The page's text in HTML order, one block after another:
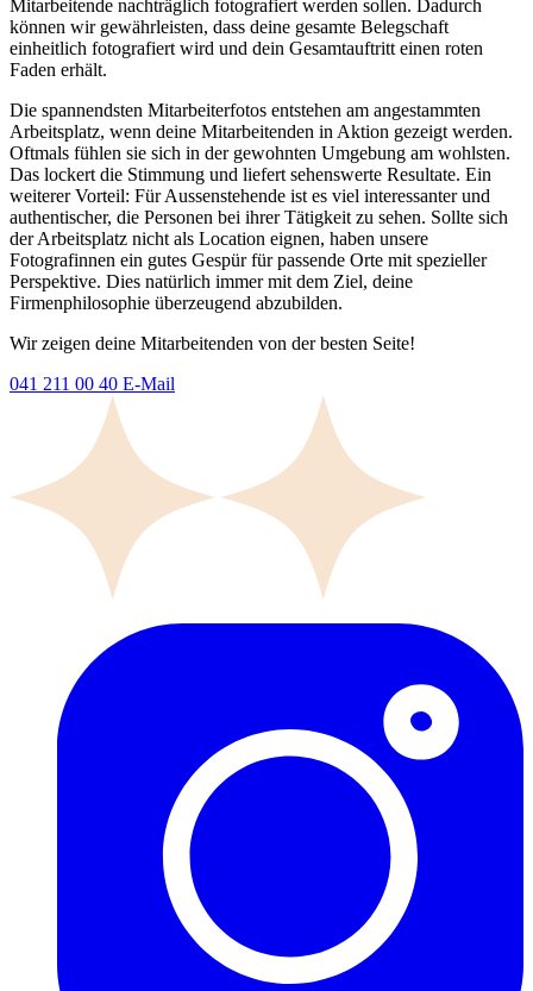
Mitarbeitende nachträglich fotografiert werden sollen. Dadurch
können wir gewährleisten, dass deine gesamte Belegschaft
einheitlich fotografiert wird und dein Gesamtauftritt einen roten
Faden erhält.
Die spannendsten Mitarbeiterfotos entstehen am angestammten
Arbeitsplatz, wenn deine Mitarbeitenden in Aktion gezeigt werden.
Oftmals fühlen sie sich in der gewohnten Umgebung am wohlsten.
Das lockert die Stimmung und liefert sehenswerte Resultate. Ein
weiterer Vorteil: Für Aussenstehende ist es viel interessanter und
authentischer, die Personen bei ihrer Tätigkeit zu sehen. Sollte sich
der Arbeitsplatz nicht als Location eignen, haben unsere
Fotografinnen ein gutes Gespür für passende Orte mit spezieller
Perspektive. Dies natürlich immer mit dem Ziel, deine
Firmenphilosophie überzeugend abzubilden.
Wir zeigen deine Mitarbeitenden von der besten Seite!
041 211 00 40 E-Mail